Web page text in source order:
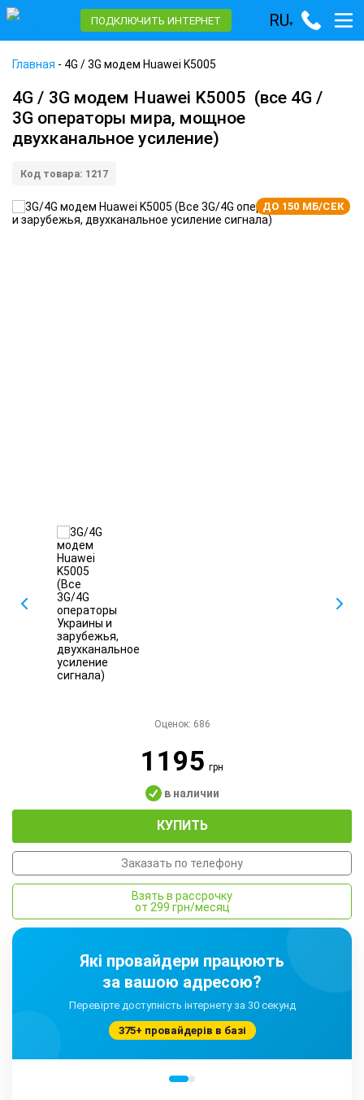
ПОДКЛЮЧИТЬ ИНТЕРНЕТ RU▾
Главная - 4G / 3G модем Huawei K5005
4G / 3G модем Huawei K5005 (все 4G /
3G операторы мира, мощное
двухканальное усиление)
Код товара: 1217
ДО 150 МБ/СЕК
Оценок: 686
1195грн
в наличии
КУПИТЬ
Заказать по телефону
Взять в рассрочку
от 299 грн/месяц
Які провайдери працюють
за вашою адресою?
Перевірте доступність інтернету за 30 секунд
375+ провайдерів в базі